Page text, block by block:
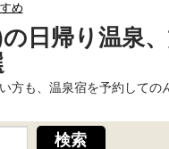
め
日帰り温泉
方も、温泉宿を予約しての